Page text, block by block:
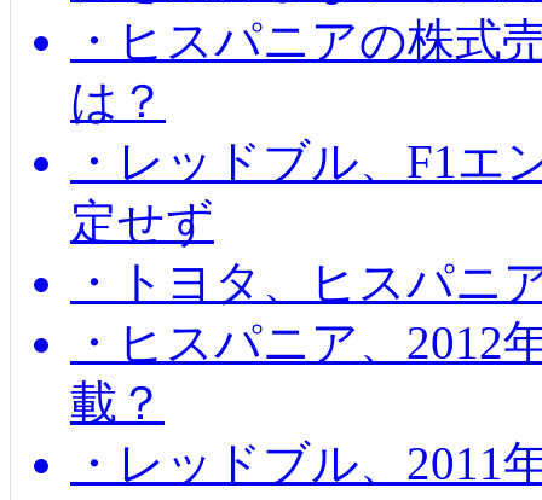
・ヒスパニアの株式
は？
・レッドブル、F1エ
定せず
・トヨタ、ヒスパニ
・ヒスパニア、2012
載？
・レッドブル、2011